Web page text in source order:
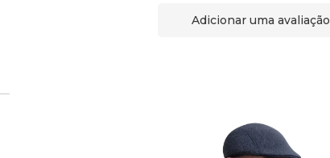
Adicionar uma avaliação